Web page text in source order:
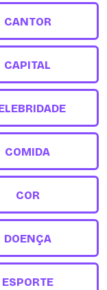
CANTOR
CAPITAL
COMIDA
COR
DOENÇA
ESPORTE